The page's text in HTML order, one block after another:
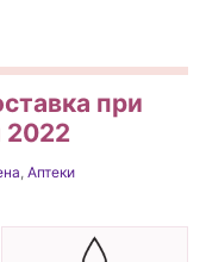
при
2022
Аптеки